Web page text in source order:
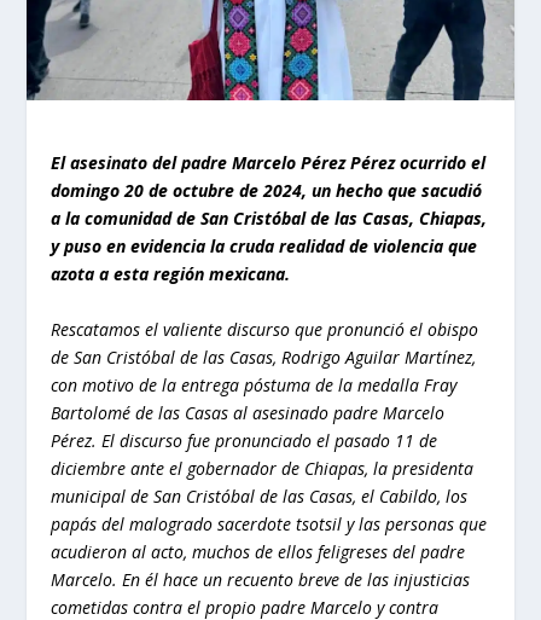
El asesinato del padre Marcelo Pérez Pérez ocurrido el
domingo 20 de octubre de 2024, un hecho que sacudió
a la comunidad de San Cristóbal de las Casas, Chiapas,
y puso en evidencia la cruda realidad de violencia que
azota a esta región mexicana.
Rescatamos el valiente discurso que pronunció el obispo
de San Cristóbal de las Casas, Rodrigo Aguilar Martínez,
con motivo de la entrega póstuma de la medalla Fray
Bartolomé de las Casas al asesinado padre Marcelo
Pérez. El discurso fue pronunciado el pasado 11 de
diciembre ante el gobernador de Chiapas, la presidenta
municipal de San Cristóbal de las Casas, el Cabildo, los
papás del malogrado sacerdote tsotsil y las personas que
acudieron al acto, muchos de ellos feligreses del padre
Marcelo. En él hace un recuento breve de las injusticias
cometidas contra el propio padre Marcelo y contra